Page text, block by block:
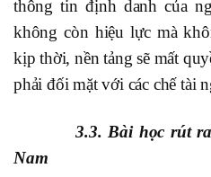
thông tin định danh của
không còn hiệu lực mà
kịp thời, nền tảng sẽ mất
phải đối mặt với các chế tài
3.3. Bài học rút ra
Nam